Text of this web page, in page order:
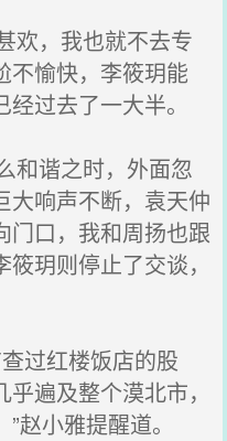
欢，我也就不去专
不愉快，李筱玥能
过去了一大半。
和谐之时，外面忽
大响声不断，袁天仲
门口，我和周扬也跟
玥则停止了交谈，
过红楼饭店的股
遍及整个漠北市，
赵小雅提醒道。